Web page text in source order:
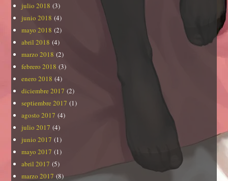
julio 2018 (3)
junio 2018 (4)
mayo 2018 (2)
abril 2018 (4)
marzo 2018 (2)
febrero 2018 (3)
enero 2018 (4)
diciembre 2017 (2)
septiembre 2017 (1)
agosto 2017 (4)
julio 2017 (4)
junio 2017 (1)
mayo 2017 (1)
abril 2017 (5)
marzo 2017 (8)